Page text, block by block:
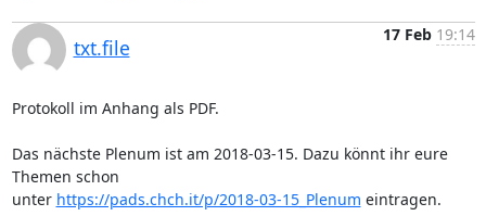
txt.file
17 Feb 19:14
Protokoll im Anhang als PDF.
Das nächste Plenum ist am 2018-03-15. Dazu könnt ihr eure
Themen schon
unter https://pads.chch.it/p/2018-03-15_Plenum eintragen.